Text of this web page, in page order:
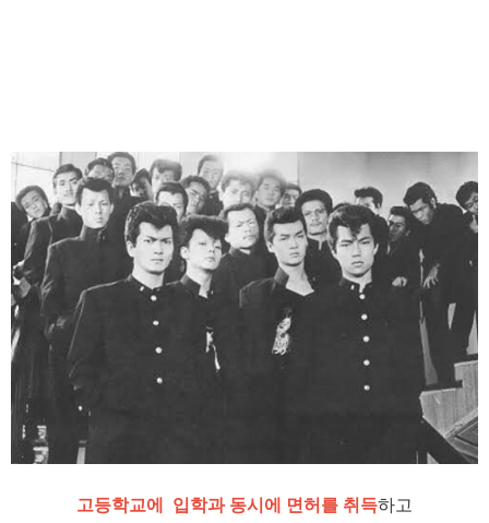
고등학교에 입학과 동시에 면허를 취득하고